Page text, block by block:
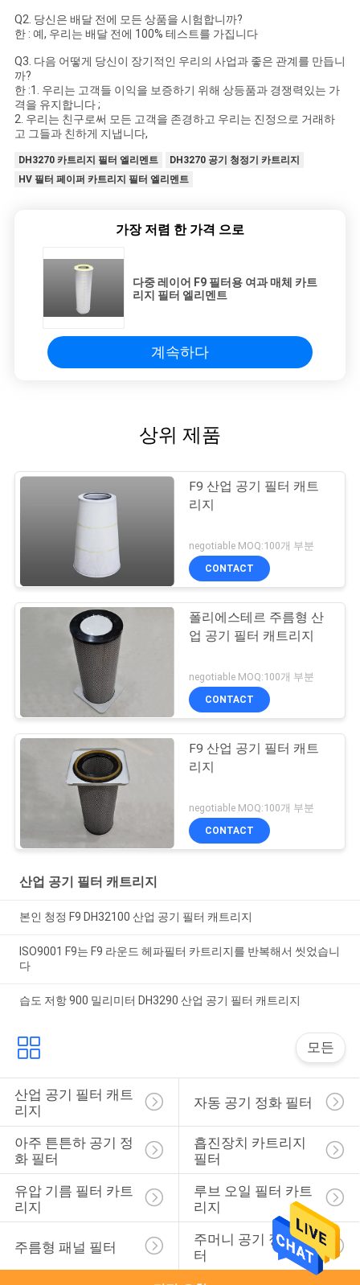
Q2. 당신은 배달 전에 모든 상품을 시험합니까?
한 : 예, 우리는 배달 전에 100% 테스트를 가집니다
Q3. 다음 어떻게 당신이 장기적인 우리의 사업과 좋은 관계를 만듭니
까?
한 :1. 우리는 고객들 이익을 보증하기 위해 상등품과 경쟁력있는 가
격을 유지합니다 ;
2. 우리는 친구로써 모든 고객을 존경하고 우리는 진정으로 거래하
고 그들과 친하게 지냅니다,
DH3270 카트리지 필터 엘리멘트
DH3270 공기 청정기 카트리지
HV 필터 페이퍼 카트리지 필터 엘리멘트
가장 저렴 한 가격 으로
다중 레이어 F9 필터용 여과 매체 카트
리지 필터 엘리멘트
계속하다
상위 제품
F9 산업 공기 필터 캐트
리지
negotiable MOQ:100개 부분
CONTACT
폴리에스테르 주름형 산
업 공기 필터 캐트리지
negotiable MOQ:100개 부분
CONTACT
F9 산업 공기 필터 캐트
리지
negotiable MOQ:100개 부분
CONTACT
산업 공기 필터 캐트리지
본인 청정 F9 DH32100 산업 공기 필터 캐트리지
ISO9001 F9는 F9 라운드 헤파필터 카트리지를 반복해서 씻었습니
다
습도 저항 900 밀리미터 DH3290 산업 공기 필터 캐트리지
모든
산업 공기 필터 캐트
리지
자동 공기 정화 필터
아주 튼튼하 공기 정
화 필터
흡진장치 카트리지
필터
유압 기름 필터 카트
리지
루브 오일 필터 카트
리지
주름형 패널 필터
주머니 공기 정화 필
터